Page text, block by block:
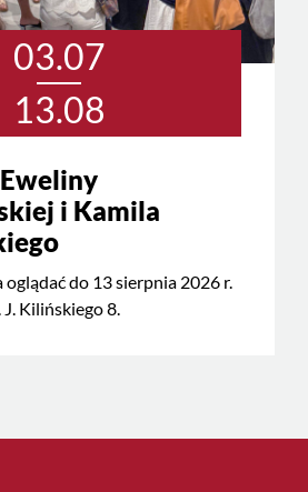
03.07
13.08
i Kamila
do 13 sierpnia 2026 r.
Kilińskiego 8.